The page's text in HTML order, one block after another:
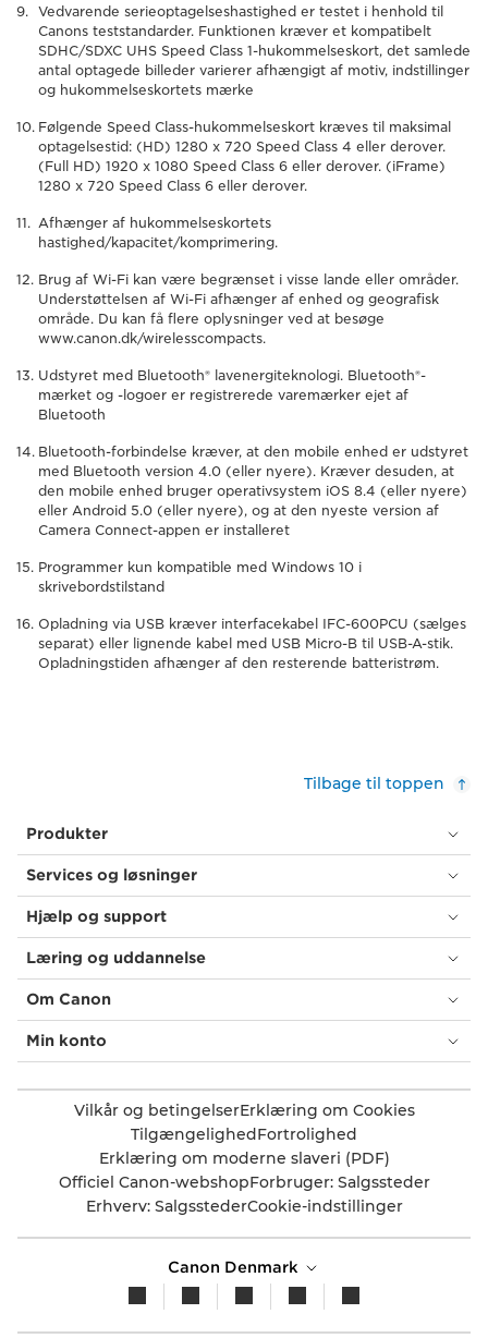
Vedvarende serieoptagelseshastighed er testet i henhold til
Canons teststandarder. Funktionen kræver et kompatibelt
SDHC/SDXC UHS Speed Class 1-hukommelseskort, det samlede
antal optagede billeder varierer afhængigt af motiv, indstillinger
og hukommelseskortets mærke
Følgende Speed Class-hukommelseskort kræves til maksimal
optagelsestid: (HD) 1280 x 720 Speed Class 4 eller derover.
(Full HD) 1920 x 1080 Speed Class 6 eller derover. (iFrame)
1280 x 720 Speed Class 6 eller derover.
Afhænger af hukommelseskortets
hastighed/kapacitet/komprimering.
Brug af Wi-Fi kan være begrænset i visse lande eller områder.
Understøttelsen af Wi-Fi afhænger af enhed og geografisk
område. Du kan få flere oplysninger ved at besøge
www.canon.dk/wirelesscompacts.
Udstyret med Bluetooth® lavenergiteknologi. Bluetooth®-
mærket og -logoer er registrerede varemærker ejet af
Bluetooth
Bluetooth-forbindelse kræver, at den mobile enhed er udstyret
med Bluetooth version 4.0 (eller nyere). Kræver desuden, at
den mobile enhed bruger operativsystem iOS 8.4 (eller nyere)
eller Android 5.0 (eller nyere), og at den nyeste version af
Camera Connect-appen er installeret
Programmer kun kompatible med Windows 10 i
skrivebordstilstand
Opladning via USB kræver interfacekabel IFC-600PCU (sælges
separat) eller lignende kabel med USB Micro-B til USB-A-stik.
Opladningstiden afhænger af den resterende batteristrøm.
Tilbage til toppen
Produkter
Services og løsninger
Hjælp og support
Læring og uddannelse
Om Canon
Min konto
Vilkår og betingelserErklæring om Cookies
TilgængelighedFortrolighed
Erklæring om moderne slaveri (PDF)
Officiel Canon-webshopForbruger: Salgssteder
Erhverv: SalgsstederCookie-indstillinger
Canon Denmark